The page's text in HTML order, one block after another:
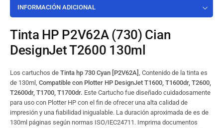
INFORMACIÓN ADICIONAL
Tinta HP P2V62A (730) Cian
DesignJet T2600 130ml
Los cartuchos de Tinta hp 730 Cyan [P2V62A] , Contenido de la tinta es
de 130ml, Compatible con Plotter HP DesignJet T1600, T1600dr, T2600,
T2600dr, T1700, T1700dr. Este Cartucho fue diseñado cuidadosamente
para uso con Plotter HP con el fin de ofrecer una alta calidad de
impresión y una fiabilidad inigualable. La duración aproximada de es de
130ml páginas según normas ISO/IEC24711. Imprima documentos